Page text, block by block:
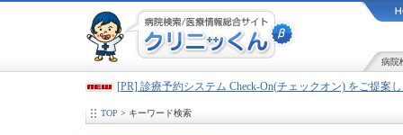
病院
[PR] 診療予約システム Check-On(チェックオン) をご提案
TOP > キーワード検索